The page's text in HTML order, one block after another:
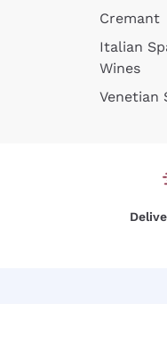
Cremant
Italian
Wines
Venetian